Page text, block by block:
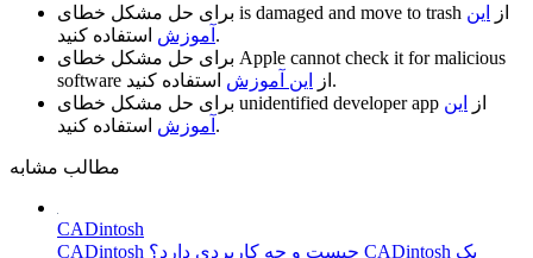
is damaged and move to trash از
این
آموزش استفاده کنید.
Apple cannot check it for malicious
software
از این آموزش
استفاده کنید.
unidentified developer app از
این
آموزش استفاده کنید.
مطالب مشابه
CADintosh
CADintosh چیست و چه کاربردی دارد؟ CADintosh یک